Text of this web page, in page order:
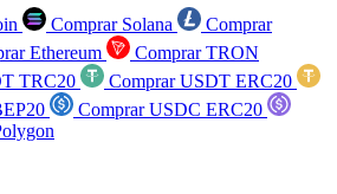
Comprar Solana
Comprar
Ethereum
Comprar TRON
TRC20
Comprar USDT ERC20
Comprar USDC ERC20